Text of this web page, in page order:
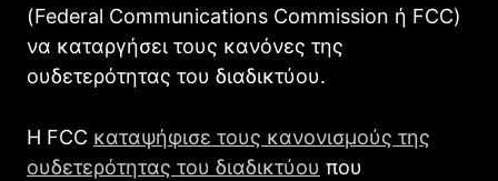
(Federal Communications Commission ή FCC)
να καταργήσει τους κανόνες της
ουδετερότητας του διαδικτύου.
Η FCC καταψήφισε τους κανονισμούς της
ουδετερότητας του διαδικτύου που